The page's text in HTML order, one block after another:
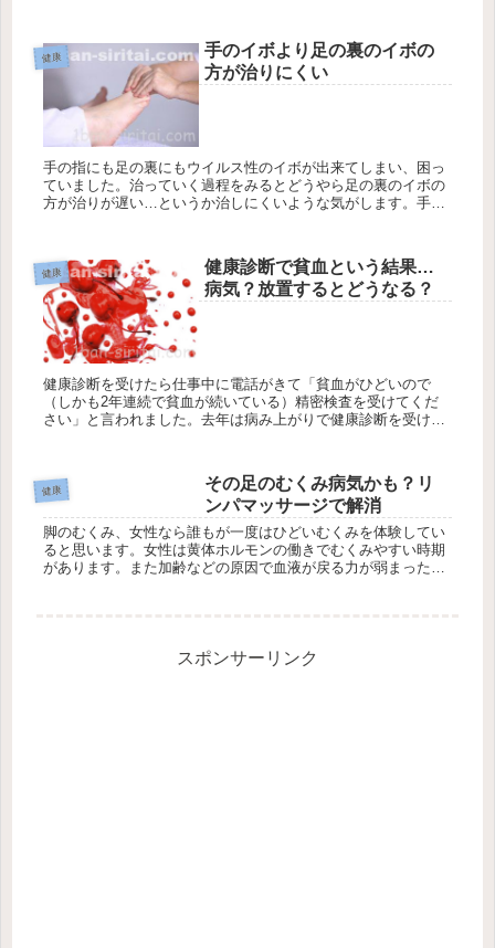
健康
手のイボより足の裏のイボの
方が治りにくい
手の指にも足の裏にもウイルス性のイボが出来てしまい、困っ
ていました。治っていく過程をみるとどうやら足の裏のイボの
方が治りが遅い…というか治しにくいような気がします。手の
健康
健康診断で貧血という結果…
病気？放置するとどうなる？
健康診断を受けたら仕事中に電話がきて「貧血がひどいので
（しかも2年連続で貧血が続いている）精密検査を受けてくだ
さい」と言われました。去年は病み上がりで健康診断を受けた
健康
その足のむくみ病気かも？リ
ンパマッサージで解消
脚のむくみ、女性なら誰もが一度はひどいむくみを体験してい
ると思います。女性は黄体ホルモンの働きでむくみやすい時期
があります。また加齢などの原因で血液が戻る力が弱まったと
スポンサーリンク